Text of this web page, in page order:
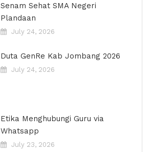
Senam Sehat SMA Negeri
Plandaan
July 24, 2026
Duta GenRe Kab Jombang 2026
July 24, 2026
Etika Menghubungi Guru via
Whatsapp
July 23, 2026